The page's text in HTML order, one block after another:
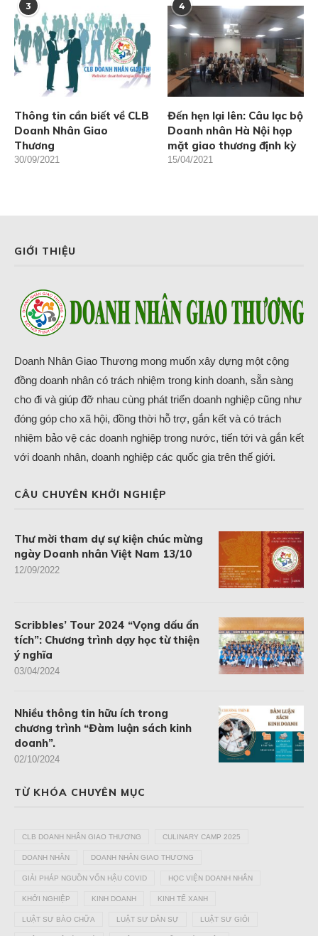
3
Thông tin cần biết về CLB
Doanh Nhân Giao
Thương
30/09/2021
4
Đến hẹn lại lên: Câu lạc bộ
Doanh nhân Hà Nội họp
mặt giao thương định kỳ
15/04/2021
GIỚI THIỆU
Doanh Nhân Giao Thương mong muốn xây dựng một cộng
đồng doanh nhân có trách nhiệm trong kinh doanh, sẵn sàng
cho đi và giúp đỡ nhau cùng phát triển doanh nghiệp cũng như
đóng góp cho xã hội, đồng thời hỗ trợ, gắn kết và có trách
nhiệm bảo vệ các doanh nghiệp trong nước, tiến tới và gắn kết
với doanh nhân, doanh nghiệp các quốc gia trên thế giới.
CÂU CHUYÊN KHỞI NGHIỆP
Thư mời tham dự sự kiện chúc mừng
ngày Doanh nhân Việt Nam 13/10
12/09/2022
Scribbles’ Tour 2024 “Vọng dấu ẩn
tích”: Chương trình dạy học từ thiện
ý nghĩa
03/04/2024
Nhiều thông tin hữu ích trong
chương trình “Đàm luận sách kinh
doanh”.
02/10/2024
TỪ KHÓA CHUYÊN MỤC
CLB DOANH NHÂN GIAO THƯƠNG CULINARY CAMP 2025
DOANH NHÂN DOANH NHÂN GIAO THƯƠNG
GIẢI PHÁP NGUỒN VỐN HẬU COVID HỌC VIỆN DOANH NHÂN
KHỞI NGHIỆP KINH DOANH KINH TẾ XANH
LUẬT SƯ BÀO CHỮA LUẬT SƯ DÂN SỰ LUẬT SƯ GIỎI